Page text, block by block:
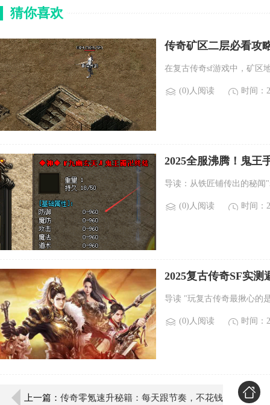
猜你喜欢
传奇矿区二层必看攻
在复古传奇sf游戏中，矿区
(0)人阅读 时间：
2025全服沸腾！鬼王
导读：从铁匠铺传出的秘闻
(0)人阅读 时间：
2025复古传奇SF实
导读 "玩复古传奇最揪心的
(0)人阅读 时间：
上一篇： 传奇零氪速升秘籍：每天跟节奏，不花钱